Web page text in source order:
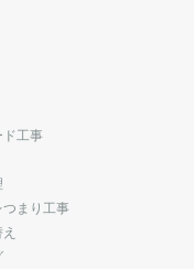
ド工事
まり工事